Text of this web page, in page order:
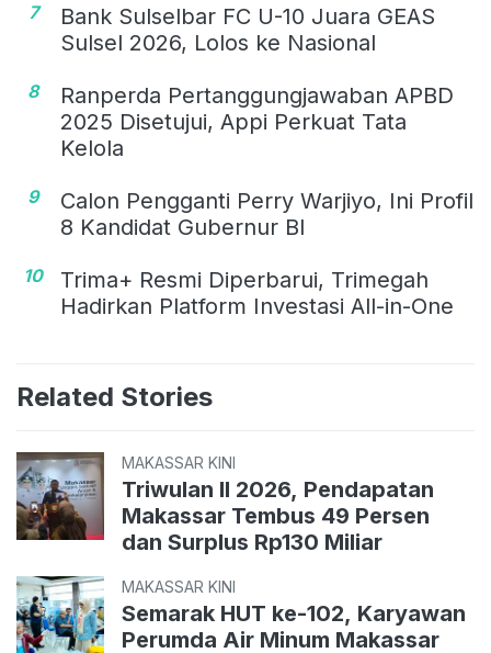
7
Bank Sulselbar FC U-10 Juara GEAS
Sulsel 2026, Lolos ke Nasional
8
Ranperda Pertanggungjawaban APBD
2025 Disetujui, Appi Perkuat Tata
Kelola
9
Calon Pengganti Perry Warjiyo, Ini Profil
8 Kandidat Gubernur BI
10
Trima+ Resmi Diperbarui, Trimegah
Hadirkan Platform Investasi All-in-One
Related Stories
MAKASSAR KINI
Triwulan II 2026, Pendapatan
Makassar Tembus 49 Persen
dan Surplus Rp130 Miliar
MAKASSAR KINI
Semarak HUT ke-102, Karyawan
Perumda Air Minum Makassar